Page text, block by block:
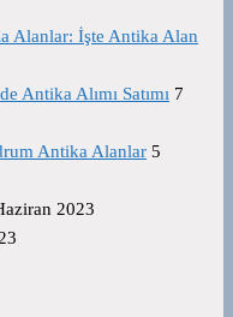
Alanlar: İşte Antika Alan
Antika Alımı Satımı 7
Antika Alanlar 5
2023